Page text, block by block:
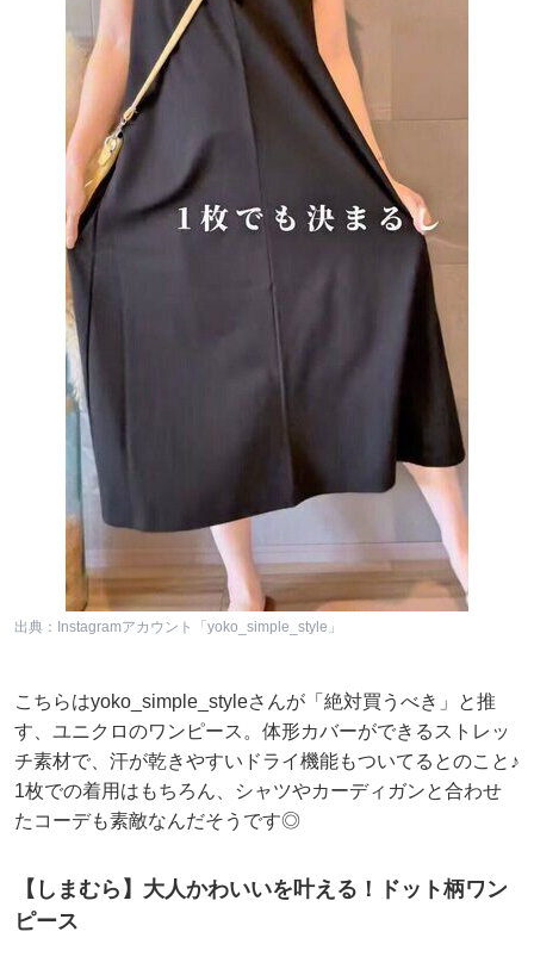
出典：Instagramアカウント「yoko_simple_style」
こちらはyoko_simple_styleさんが「絶対買うべき」と推
す、ユニクロのワンピース。体形カバーができるストレッ
チ素材で、汗が乾きやすいドライ機能もついてるとのこと♪
1枚での着用はもちろん、シャツやカーディガンと合わせ
たコーデも素敵なんだそうです◎
【しまむら】大人かわいいを叶える！ドット柄ワン
ピース